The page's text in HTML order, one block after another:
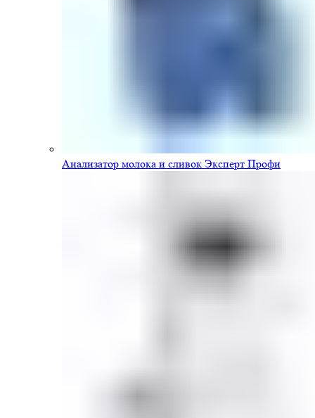
Анализатор молока и сливок Эксперт Профи